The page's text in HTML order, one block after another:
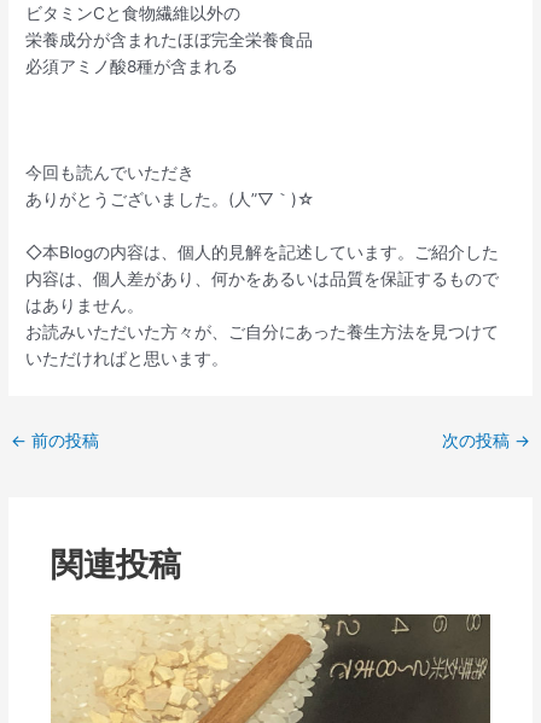
ビタミンCと食物繊維以外の
栄養成分が含まれたほぼ完全栄養食品
必須アミノ酸8種が含まれる
今回も読んでいただき
ありがとうございました。(人”▽｀)☆
◇本Blogの内容は、個人的見解を記述しています。ご紹介した
内容は、個人差があり、何かをあるいは品質を保証するもので
はありません。
お読みいただいた方々が、ご自分にあった養生方法を見つけて
いただければと思います。
← 前の投稿 次の投稿 →
関連投稿